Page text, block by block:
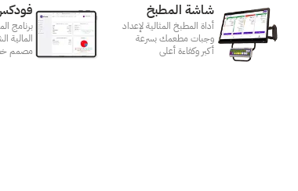
شاشة المطبخ
أداة المطبخ المثالية لإعداد
وجبات مطعمك بسرعة
أكبر وكفاءة أعلى
برنامج
المالية
مصمم